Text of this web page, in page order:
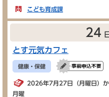
こども育成課
24 日
とす元気カフェ
健康・保健
2026年7月27日（月曜日）
月曜